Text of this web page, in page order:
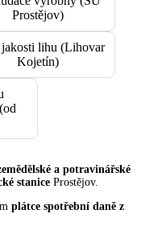
Prostějov)
jakosti lihu (Lihovar
Kojetín)
a potravinářské
stanice Prostějov.
plátce spotřební daně z